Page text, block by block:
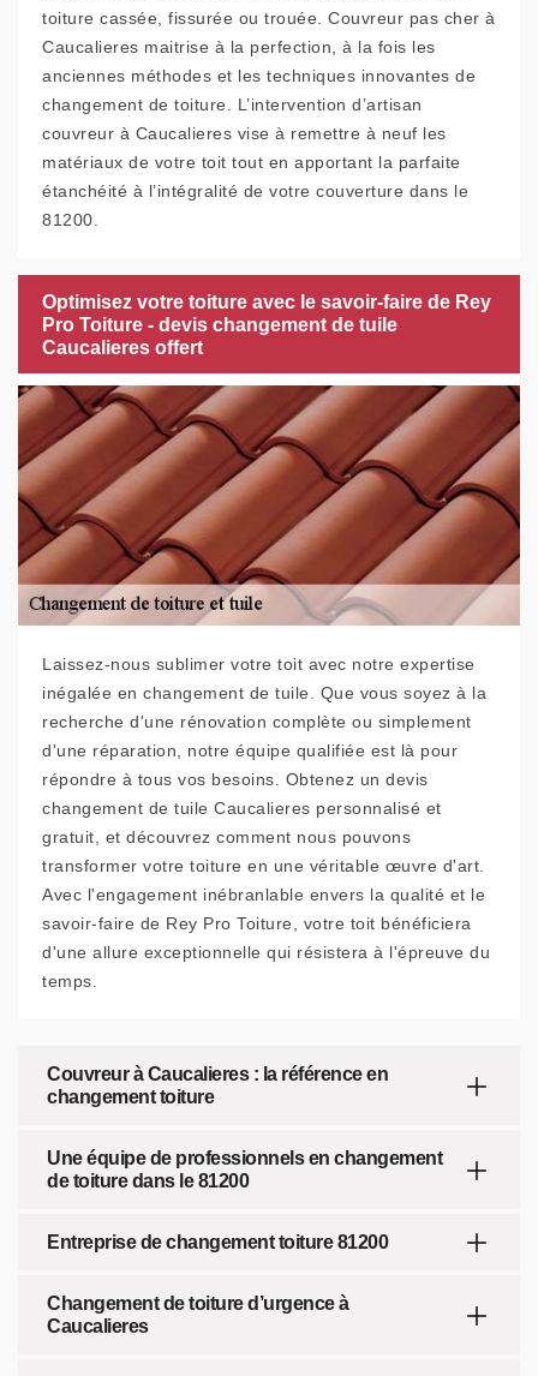
toiture cassée, fissurée ou trouée. Couvreur pas cher à
Caucalieres maitrise à la perfection, à la fois les
anciennes méthodes et les techniques innovantes de
changement de toiture. L’intervention d’artisan
couvreur à Caucalieres vise à remettre à neuf les
matériaux de votre toit tout en apportant la parfaite
étanchéité à l’intégralité de votre couverture dans le
81200.
Optimisez votre toiture avec le savoir-faire de Rey
Pro Toiture - devis changement de tuile
Caucalieres offert
Laissez-nous sublimer votre toit avec notre expertise
inégalée en changement de tuile. Que vous soyez à la
recherche d'une rénovation complète ou simplement
d'une réparation, notre équipe qualifiée est là pour
répondre à tous vos besoins. Obtenez un devis
changement de tuile Caucalieres personnalisé et
gratuit, et découvrez comment nous pouvons
transformer votre toiture en une véritable œuvre d'art.
Avec l'engagement inébranlable envers la qualité et le
savoir-faire de Rey Pro Toiture, votre toit bénéficiera
d'une allure exceptionnelle qui résistera à l'épreuve du
temps.
Couvreur à Caucalieres : la référence en
changement toiture
Une équipe de professionnels en changement
de toiture dans le 81200
Entreprise de changement toiture 81200
Changement de toiture d’urgence à
Caucalieres